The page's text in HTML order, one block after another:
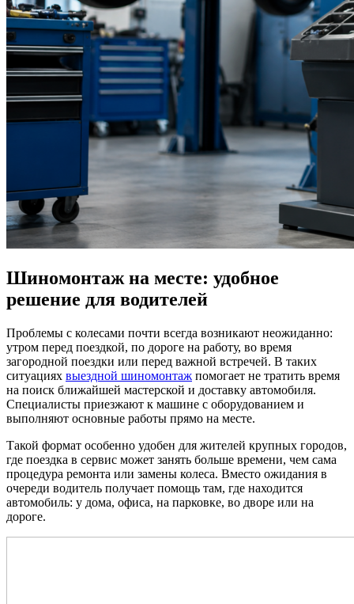
Шиномонтаж на месте: удобное
решение для водителей
Проблемы с колесами почти всегда возникают неожиданно:
утром перед поездкой, по дороге на работу, во время
загородной поездки или перед важной встречей. В таких
ситуациях выездной шиномонтаж помогает не тратить время
на поиск ближайшей мастерской и доставку автомобиля.
Специалисты приезжают к машине с оборудованием и
выполняют основные работы прямо на месте.
Такой формат особенно удобен для жителей крупных городов,
где поездка в сервис может занять больше времени, чем сама
процедура ремонта или замены колеса. Вместо ожидания в
очереди водитель получает помощь там, где находится
автомобиль: у дома, офиса, на парковке, во дворе или на
дороге.